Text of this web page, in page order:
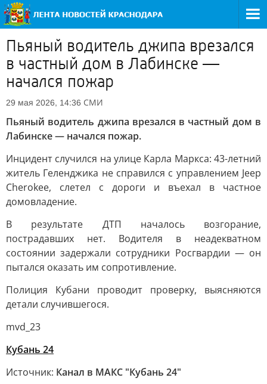
Пьяный водитель джипа врезался
в частный дом в Лабинске —
начался пожар
29 мая 2026, 14:36 СМИ
Пьяный водитель джипа врезался в частный дом в
Лабинске — начался пожар.
Инцидент случился на улице Карла Маркса: 43-летний
житель Геленджика не справился с управлением Jeep
Cherokee, слетел с дороги и въехал в частное
домовладение.
В результате ДТП началось возгорание,
пострадавших нет. Водителя в неадекватном
состоянии задержали сотрудники Росгвардии — он
пытался оказать им сопротивление.
Полиция Кубани проводит проверку, выясняются
детали случившегося.
mvd_23
Кубань 24
Источник: Канал в МАКС "Кубань 24"